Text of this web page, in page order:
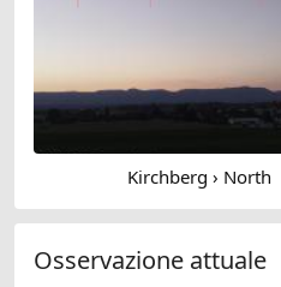
Kirchberg › North
Osservazione attuale